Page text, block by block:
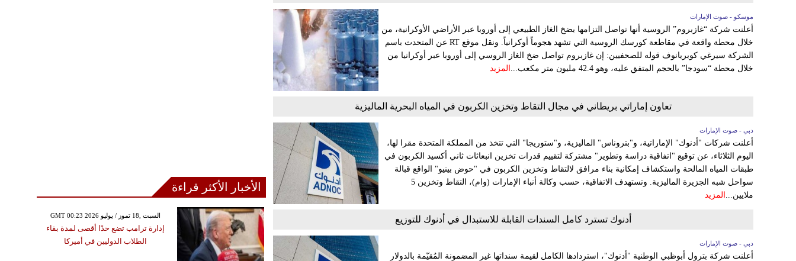
موسكو - صوت الإمارات
أعلنت شركة “غازبروم” الروسية أنها تواصل التزامها بضخ الغاز الطبيعي إلى أوروبا عبر الأراضي الأوكرانية، من
خلال محطة واقعة في مقاطعة كورسك الروسية التي تشهد هجوماً أوكرانياً. ونقل موقع RT عن المتحدث باسم
الشركة سيرغي كوبريانوف قوله للصحفيين: إن غازبروم تواصل ضخ الغاز الروسي إلى أوروبا عبر أوكرانيا من
خلال محطة “سودجا” بالحجم المتفق عليه، وهو 42.4 مليون متر مكعب...
المزيد
تعاون إماراتي بريطاني في مجال التقاط وتخزين الكربون في المياه البحرية الماليزية
دبي - صوت الإمارات
أعلنت شركات "أدنوك" الإماراتية، و"بتروناس" الماليزية، و"ستوريجا" التي تتخذ من المملكة المتحدة مقرا لها،
اليوم الثلاثاء، عن توقيع "اتفاقية دراسة وتطوير" مشتركة لتقييم قدرات تخزين انبعاثات ثاني أكسيد الكربون في
طبقات المياه المالحة واستكشاف إمكانية بناء مرافق لالتقاط وتخزين الكربون في "حوض بينيو" الواقع قبالة
سواحل شبه الجزيرة الماليزية. وتستهدف الاتفاقية، حسب وكالة أنباء الإمارات (وام)، التقاط وتخزين 5
ملايين... المزيد
أدنوك تسترد كامل السندات القابلة للاستبدال في أدنوك للتوزيع
دبي - صوت الإمارات
أعلنت شركة بترول أبوظبي الوطنية "أدنوك"، استردادها الكامل لقيمة سنداتها غير المضمونة المُقيّمة بالدولار
الأخبار الأكثر قراءة
GMT 00:23 2026 السبت ,18 تموز / يوليو
إدارة ترامب تضع حدًا أقصى لمدة بقاء
الطلاب الدوليين في أميركا